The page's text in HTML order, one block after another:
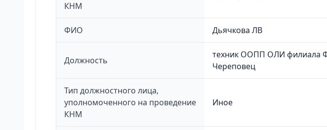
КНМ
ФИО Дьячкова ЛВ
Должность
техник ООПП ОЛИ филиала
Череповец
Тип должностного лица,
уполномоченного на проведение
КНМ
Иное